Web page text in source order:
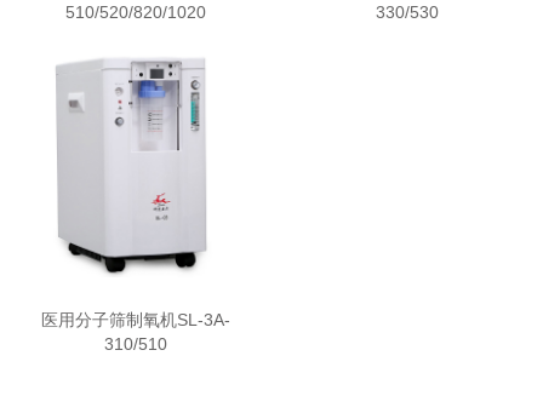
510/520/820/1020
330/530
医用分子筛制氧机SL-3A-
310/510